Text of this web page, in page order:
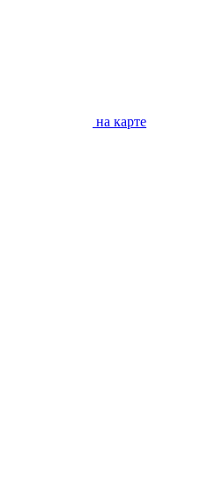
на карте